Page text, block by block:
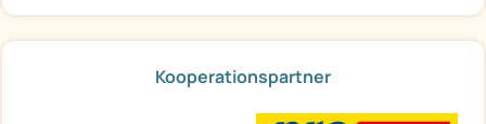
Kooperationspartner